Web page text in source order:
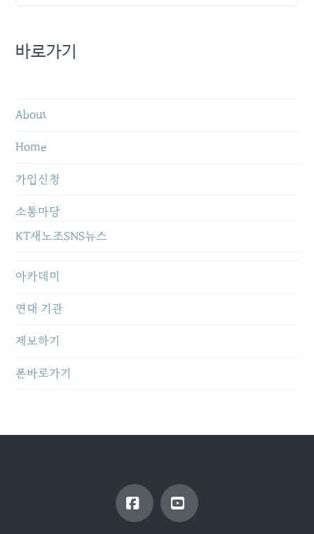
바로가기
About
Home
가입신청
소통마당
KT새노조SNS뉴스
아카데미
연대 기관
제보하기
폰바로가기